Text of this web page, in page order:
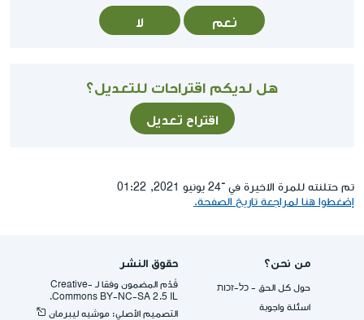
نعم لا
هل لديكم اقتراحات للتعديل؟
اقتراح تعديل
تم حتلنته للمرة الاخيرة في ־24 يونيو 2021, 01:22
إضغطوا هنا لمراجعة تاريخ الصفحة.
من نحن؟
حول كل الحق - כל-זכות
اسئلة واجوبة
حقوق النشر
قُدِّم المضمون وفقا لـ -Creative
Commons BY-NC-SA 2.5 IL.
التصميم الأصلي: موشيه ليبرمان